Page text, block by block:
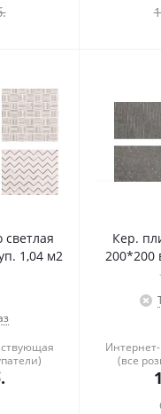
1,04 м2
Кер.
200*200
(все